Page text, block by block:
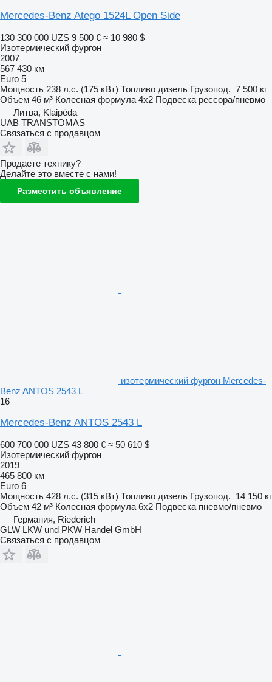
Mercedes-Benz Atego 1524L Open Side
130 300 000 UZS 9 500 € ≈ 10 980 $
Изотермический фургон
2007
567 430 км
Euro 5
Мощность 238 л.с. (175 кВт) Топливо дизель Грузопод. 7 500 кг
Объем 46 м³ Колесная формула 4x2 Подвеска рессора/пневмо
Литва, Klaipėda
UAB TRANSTOMAS
Связаться с продавцом
Продаете технику?
Делайте это вместе с нами!
Разместить объявление
изотермический фургон Mercedes-
Benz ANTOS 2543 L
16
Mercedes-Benz ANTOS 2543 L
600 700 000 UZS 43 800 € ≈ 50 610 $
Изотермический фургон
2019
465 800 км
Euro 6
Мощность 428 л.с. (315 кВт) Топливо дизель Грузопод. 14 150 кг
Объем 42 м³ Колесная формула 6x2 Подвеска пневмо/пневмо
Германия, Riederich
GLW LKW und PKW Handel GmbH
Связаться с продавцом